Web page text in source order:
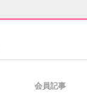
会員記事